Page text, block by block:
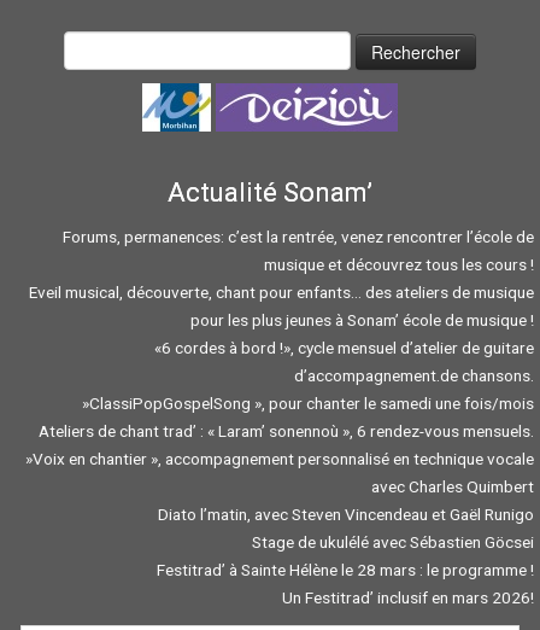
Actualité Sonam’
Forums, permanences: c’est la rentrée, venez rencontrer l’école de
musique et découvrez tous les cours !
Eveil musical, découverte, chant pour enfants… des ateliers de musique
pour les plus jeunes à Sonam’ école de musique !
«6 cordes à bord !», cycle mensuel d’atelier de guitare
d’accompagnement.de chansons.
»ClassiPopGospelSong », pour chanter le samedi une fois/mois
Ateliers de chant trad’ : « Laram’ sonennoù », 6 rendez-vous mensuels.
»Voix en chantier », accompagnement personnalisé en technique vocale
avec Charles Quimbert
Diato l’matin, avec Steven Vincendeau et Gaël Runigo
Stage de ukulélé avec Sébastien Göcsei
Festitrad’ à Sainte Hélène le 28 mars : le programme !
Un Festitrad’ inclusif en mars 2026!